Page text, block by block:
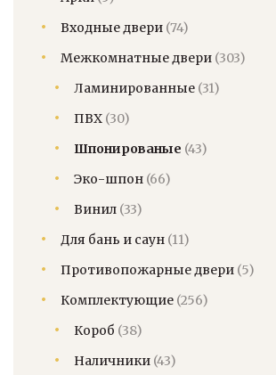
Входные двери (74)
Межкомнатные двери (303)
Ламинированные (31)
ПВХ (30)
Шпонированые (43)
Эко-шпон (66)
Винил (33)
Для бань и саун (11)
Противопожарные двери (5)
Комплектующие (256)
Короб (38)
Наличники (43)